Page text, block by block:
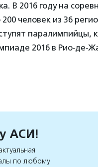
В 2016 году на
человек из 36
паралимпийцы,
2016 в Рио-де-
АСИ!
по любому